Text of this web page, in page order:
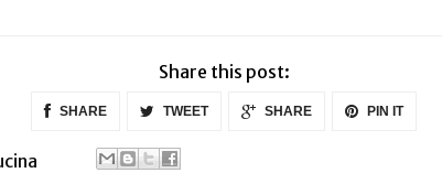
Share this post:
SHARE TWEET SHARE PIN IT